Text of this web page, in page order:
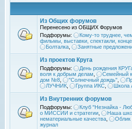
Из Общих форумов
Перенесено из ОБЩИХ Форумов
Подфорумы:
Кому-то труднее,
фильмы, выставки, спектакли,
Болталка
Занятные
Из проектов Круга
Подфорумы: День рождения
воля к добрым делам
Семейный
дом №8
"Солнечный дождь"
ЛУЧНИК
Группа ИКС Школа
Из Внутренних форумов
Подфорумы: Клуб "Незнайка -
о МИССИИ и стратегии
Наша
нематериальные качества
Облик
журнал